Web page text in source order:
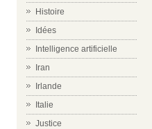
Histoire
Idées
Intelligence artificielle
Iran
Irlande
Italie
Justice